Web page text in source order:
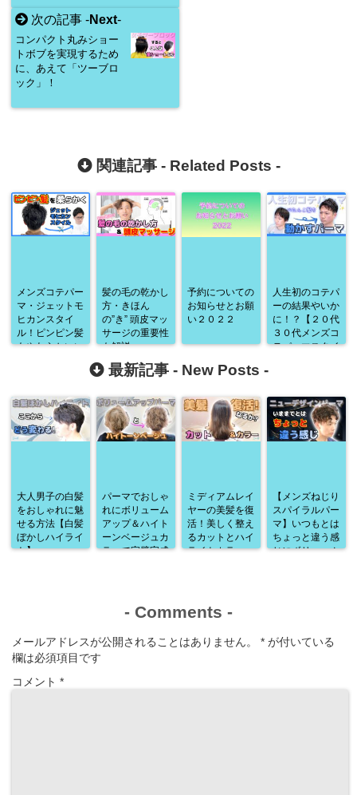
次の記事 -Next-
コンパクト丸みショー
トボブを実現するため
に、あえて「ツーブロ
ック」！
関連記事 - Related Posts -
メンズコテパー
マ・ジェットモ
ヒカンスタイ
ル！ピンピン髪
もやわらかいい
髪の毛の乾かし
方・きほん
の”き” 頭皮マッ
サージの重要性
も解説
予約についての
お知らせとお願
い２０２２
人生初のコテパ
ーの結果やいか
に！？【２０代
３０代メンズコ
テパーマスタイ
最新記事 - New Posts -
大人男子の白髪
をおしゃれに魅
せる方法【白髪
ぼかしハイライ
ト】
パーマでおしゃ
れにボリューム
アップ＆ハイト
ーンベージュカ
ラーで完璧完成
ミディアムレイ
ヤーの美髪を復
活！美しく整え
るカットとハイ
ライトカラー
【メンズねじり
スパイラルパー
マ】いつもとは
ちょっと違う感
じにボリューム
- Comments -
メールアドレスが公開されることはありません。 * が付いている
欄は必須項目です
コメント *